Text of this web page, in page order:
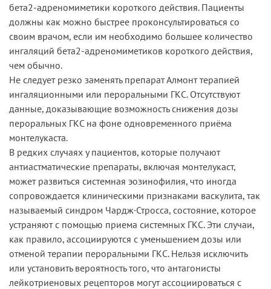
бета2-адреномиметики короткого действия. Пациенты
должны как можно быстрее проконсультироваться со
своим врачом, если им необходимо большее количество
ингаляций бета2-адреномиметиков короткого действия,
чем обычно.
Не следует резко заменять препарат Алмонт терапией
ингаляционными или пероральными ГКС. Отсутствуют
данные, доказывающие возможность снижения дозы
пероральных ГКС на фоне одновременного приёма
монтелукаста.
В редких случаях у пациентов, которые получают
антиастматические препараты, включая монтелукаст,
может развиться системная эозинофилия, что иногда
сопровождается клиническими признаками васкулита, так
называемый синдром Чардж·Стросса, состояние, которое
устраняют с помощью приема системных ГКС. Эти случаи,
как правило, ассоциируются с уменьшением дозы или
отменой терапии пероральными ГКС. Нельзя исключить
или установить вероятность того, что антагонисты
лейкотриеновых рецепторов могут ассоциироваться с